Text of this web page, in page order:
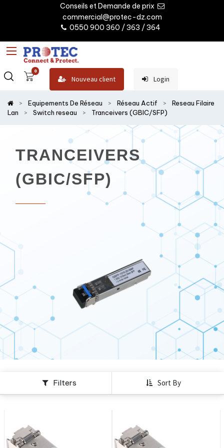
Conseils et Demande de prix
commercial@protec-dz.com
0550 900 360 / 363 / 364
0
Nouveau client Login
Equipements De Réseau Réseau Actif
Reseau Filaire
Lan
Switch reseau Tranceivers (GBIC/SFP)
TRANCEIVERS
(GBIC/SFP)
Filters Sort By